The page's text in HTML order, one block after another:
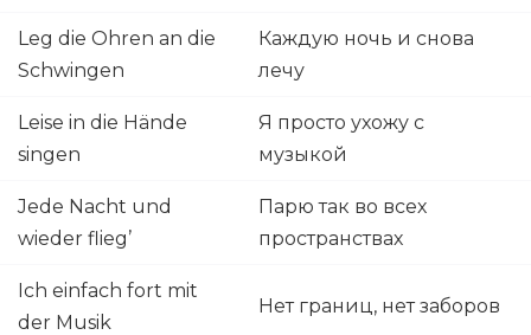
Leg die Ohren an die
Schwingen
Каждую ночь и снова
лечу
Leise in die Hände
singen
Я просто ухожу с
музыкой
Jede Nacht und
wieder flieg’
Парю так во всех
пространствах
Ich einfach fort mit
der Musik
Нет границ, нет заборов